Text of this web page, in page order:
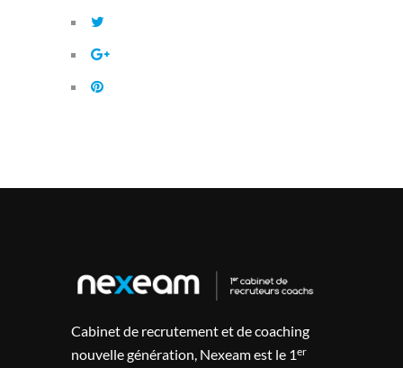
Cabinet de recrutement et de coaching
nouvelle génération, Nexeam est le 1er